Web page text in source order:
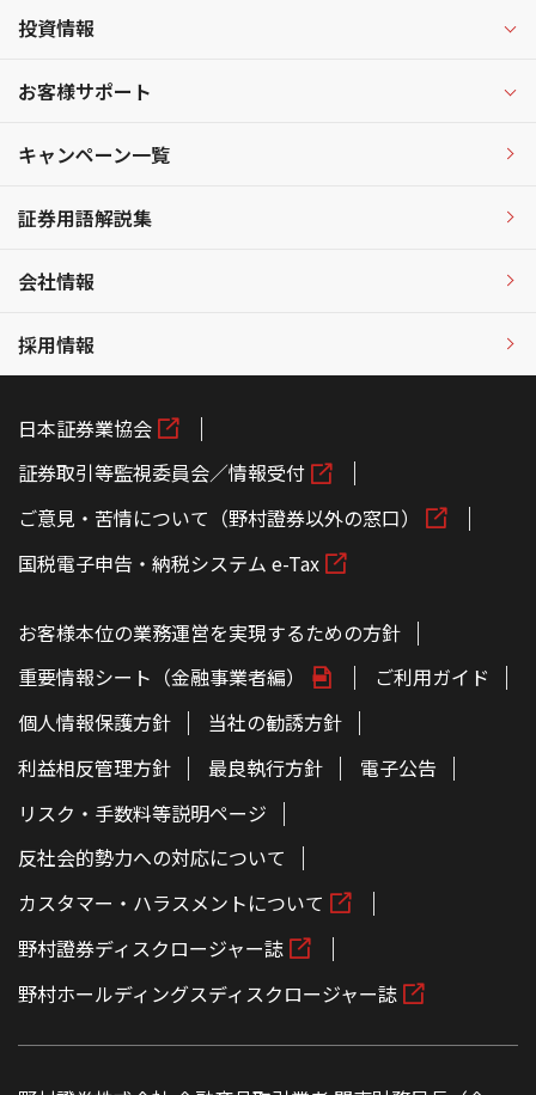
投資情報
お客様サポート
キャンペーン一覧
証券用語解説集
会社情報
採用情報
日本証券業協会
証券取引等監視委員会／情報受付
ご意見・苦情について（野村證券以外の窓口）
国税電子申告・納税システム e-Tax
お客様本位の業務運営を実現するための方針
重要情報シート（金融事業者編）
ご利用ガイド
個人情報保護方針
当社の勧誘方針
利益相反管理方針
最良執行方針
電子公告
リスク・手数料等説明ページ
反社会的勢力への対応について
カスタマー・ハラスメントについて
野村證券ディスクロージャー誌
野村ホールディングスディスクロージャー誌